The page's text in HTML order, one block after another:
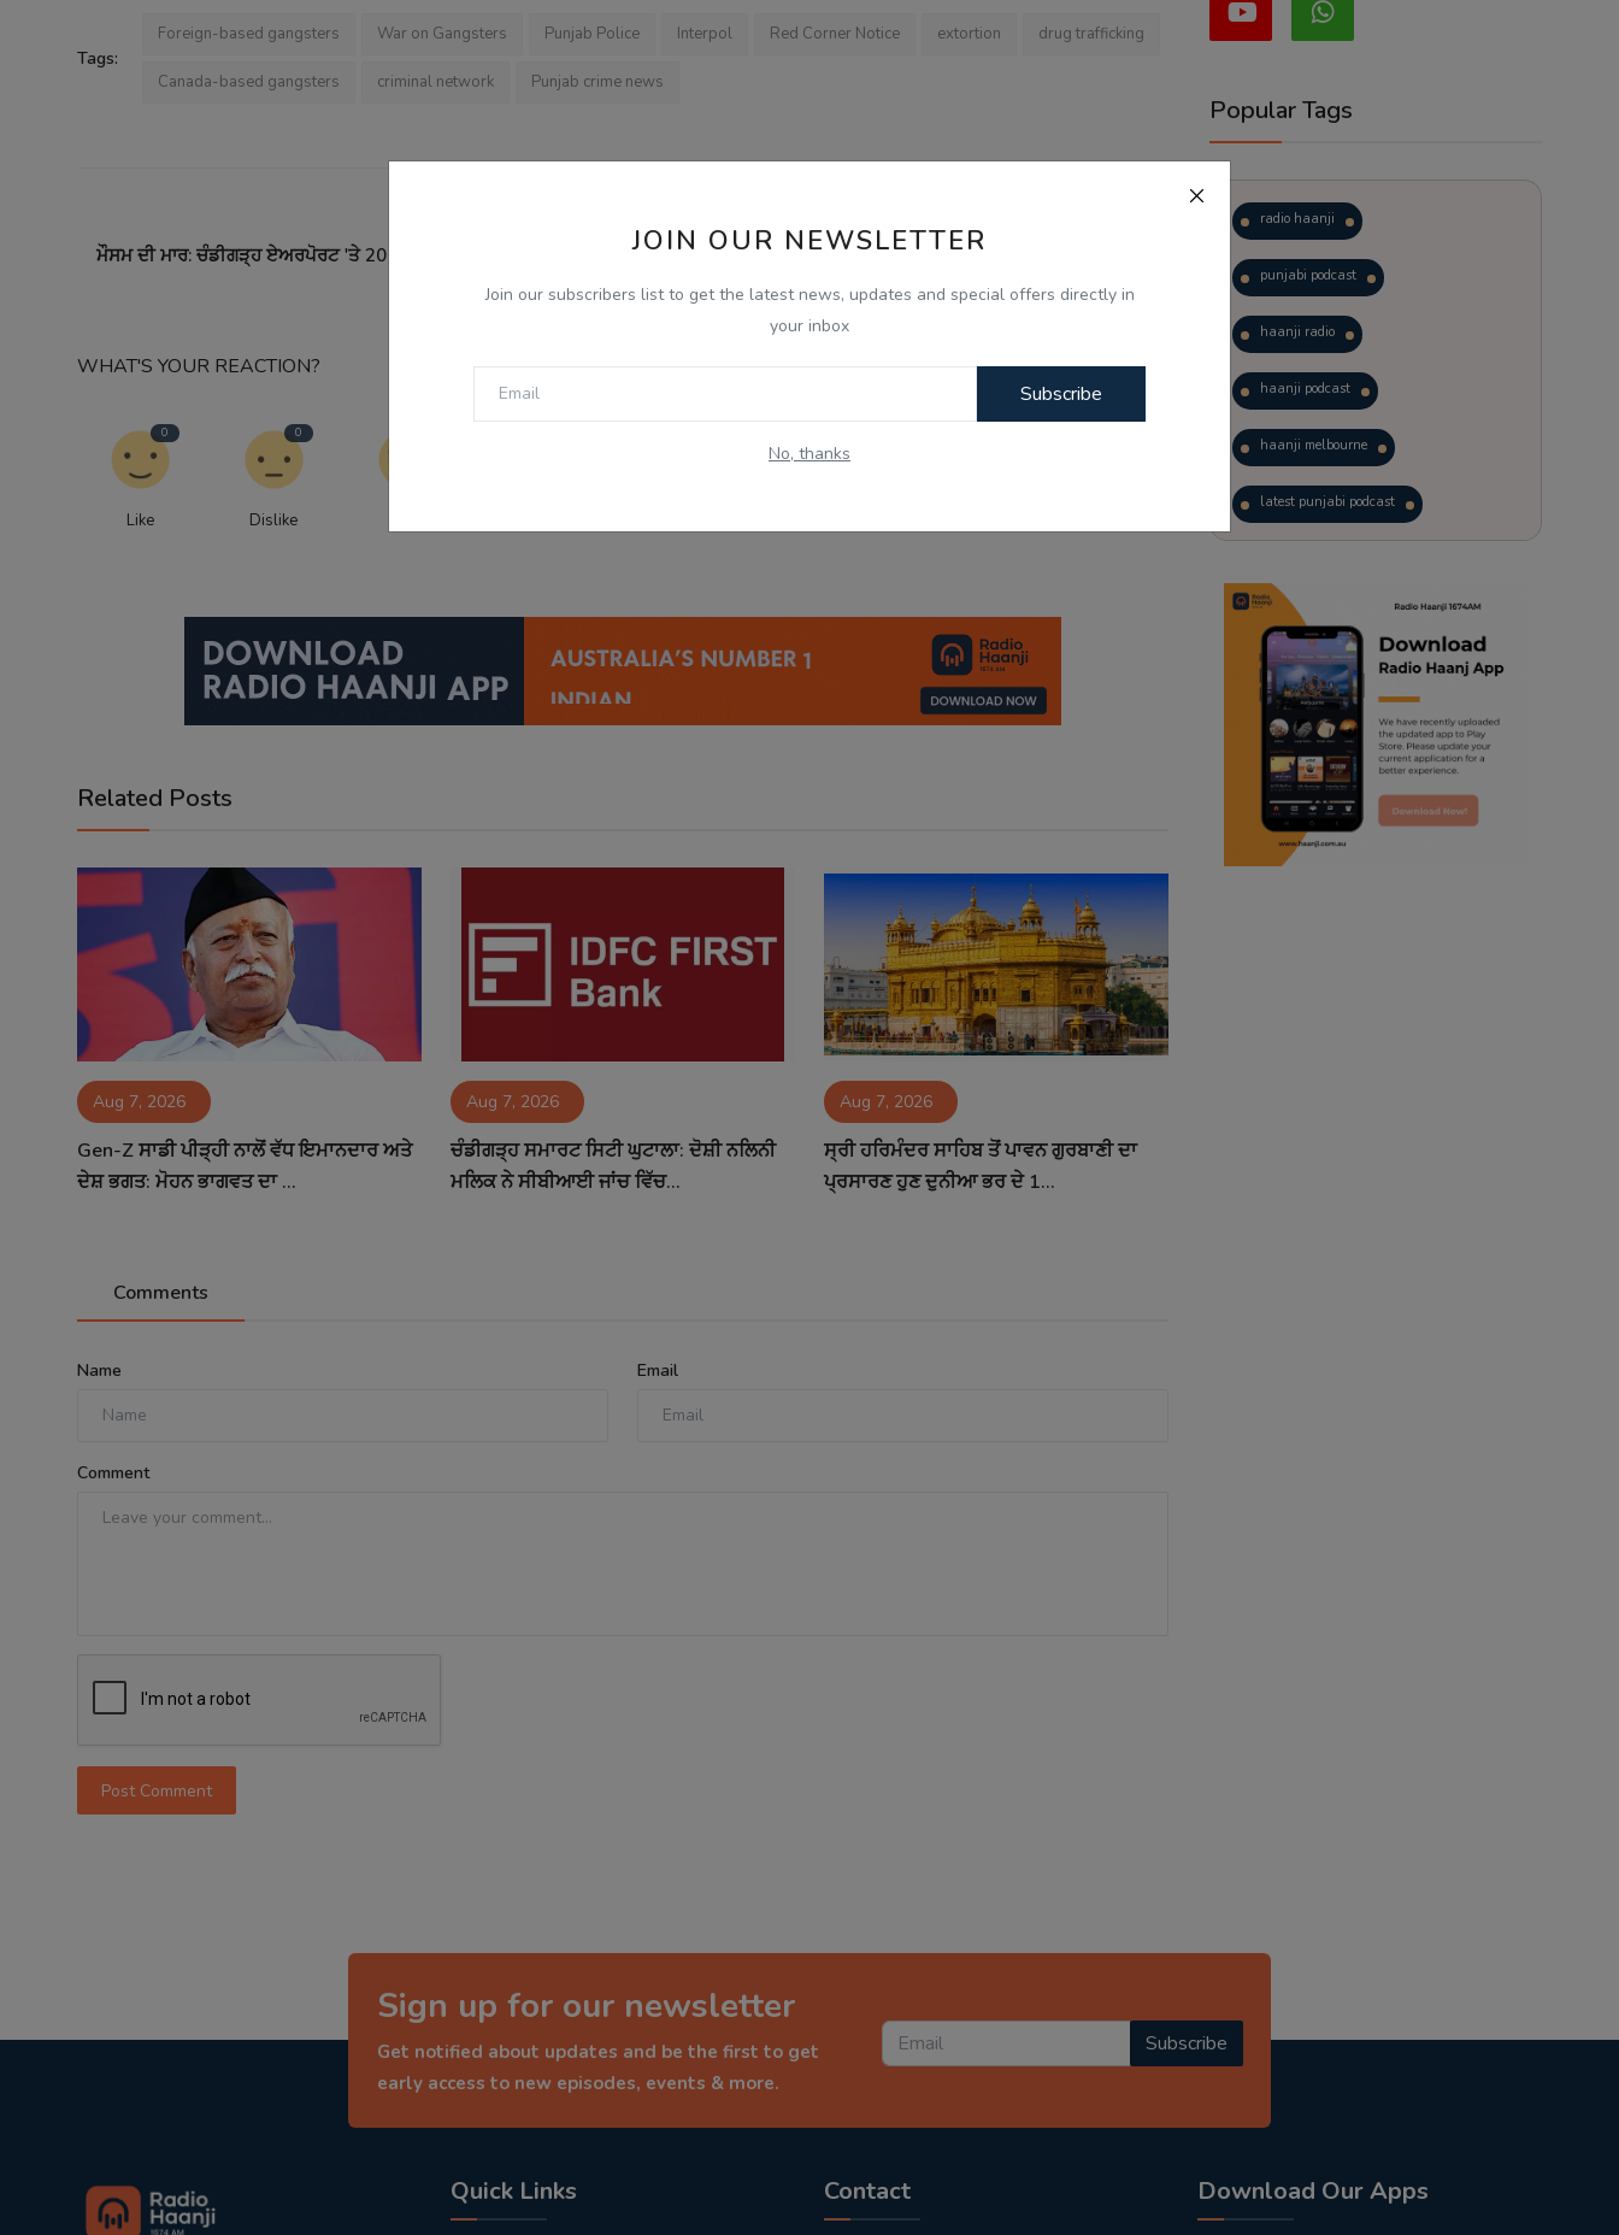
JOIN OUR NEWSLETTER
Join our subscribers list to get the latest news, updates and special offers directly in
your inbox
Subscribe
No, thanks
Tags:
Foreign-based gangsters War on Gangsters Punjab Police Interpol Red Corner Notice extortion drug trafficking
Canada-based gangsters criminal network Punjab crime news
ਮੌਸਮ ਦੀ ਮਾਰ: ਚੰਡੀਗੜ੍ਹ ਏਅਰਪੋਰਟ 'ਤੇ 20 ਉਡਾਣਾਂ ਰੱਦ, ਧੁੰਦ ਅਤੇ ਮੀਂਹ ਕਾਰਨ
ਹਵਾਈ ਸੇਵਾਵਾਂ...
Gen-Z ਸਾਡੀ ਪੀੜ੍ਹੀ ਨਾਲੋਂ ਵੱਧ ਇਮਾਨਦਾਰ ਅਤੇ ਦੇਸ਼ ਭਗਤ: ਮੋਹਨ ਭਾਗਵਤ ਦਾ
ਵੱਡਾ ਬਿਆਨ
WHAT'S YOUR REACTION?
0
Like
0
Dislike
Related Posts
Aug 7, 2026
Gen-Z ਸਾਡੀ ਪੀੜ੍ਹੀ ਨਾਲੋਂ ਵੱਧ ਇਮਾਨਦਾਰ ਅਤੇ
ਦੇਸ਼ ਭਗਤ: ਮੋਹਨ ਭਾਗਵਤ ਦਾ ...
Aug 7, 2026
ਚੰਡੀਗੜ੍ਹ ਸਮਾਰਟ ਸਿਟੀ ਘੁਟਾਲਾ: ਦੋਸ਼ੀ ਨਲਿਨੀ
ਮਲਿਕ ਨੇ ਸੀਬੀਆਈ ਜਾਂਚ ਵਿੱਚ...
Aug 7, 2026
ਸ੍ਰੀ ਹਰਿਮੰਦਰ ਸਾਹਿਬ ਤੋਂ ਪਾਵਨ ਗੁਰਬਾਣੀ ਦਾ
ਪ੍ਰਸਾਰਣ ਹੁਣ ਦੁਨੀਆ ਭਰ ਦੇ 1...
Comments
Name Email
Comment
Post Comment
Popular Tags
radio haanji
punjabi podcast
haanji radio
haanji podcast
haanji melbourne
latest punjabi podcast
trending punjabi podcast
ranjodh singh
punjabi podcast australia
radio haanji updates
punjabi kahani
Sign up for our newsletter
Get notified about updates and be the first to get
early access to new episodes, events & more.
Subscribe
Quick Links Contact Download Our Apps